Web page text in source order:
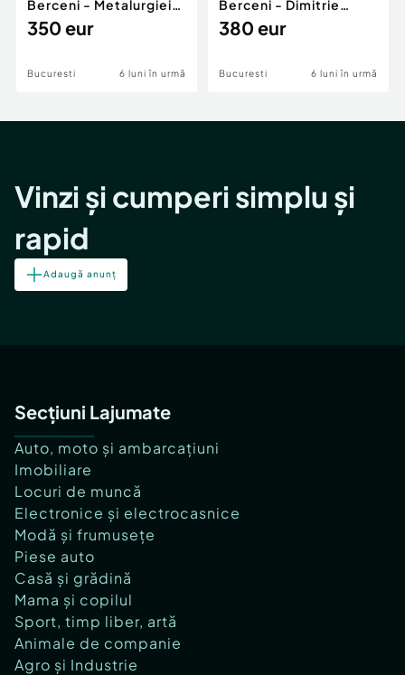
Berceni - Metalurgiei
Park - Postalionul
350 eur
Bucuresti 6 luni în urmă
Berceni - Dimitrie
Leonida
380 eur
Bucuresti 6 luni în urmă
Vinzi și cumperi simplu și
rapid
Adaugă anunț
Secțiuni Lajumate
Auto, moto și ambarcațiuni
Imobiliare
Locuri de muncă
Electronice și electrocasnice
Modă și frumusețe
Piese auto
Casă și grădină
Mama și copilul
Sport, timp liber, artă
Animale de companie
Agro și Industrie